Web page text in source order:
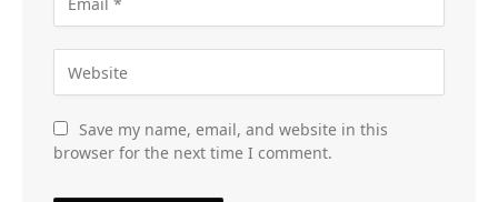
Save my name, email, and website in this
browser for the next time I comment.